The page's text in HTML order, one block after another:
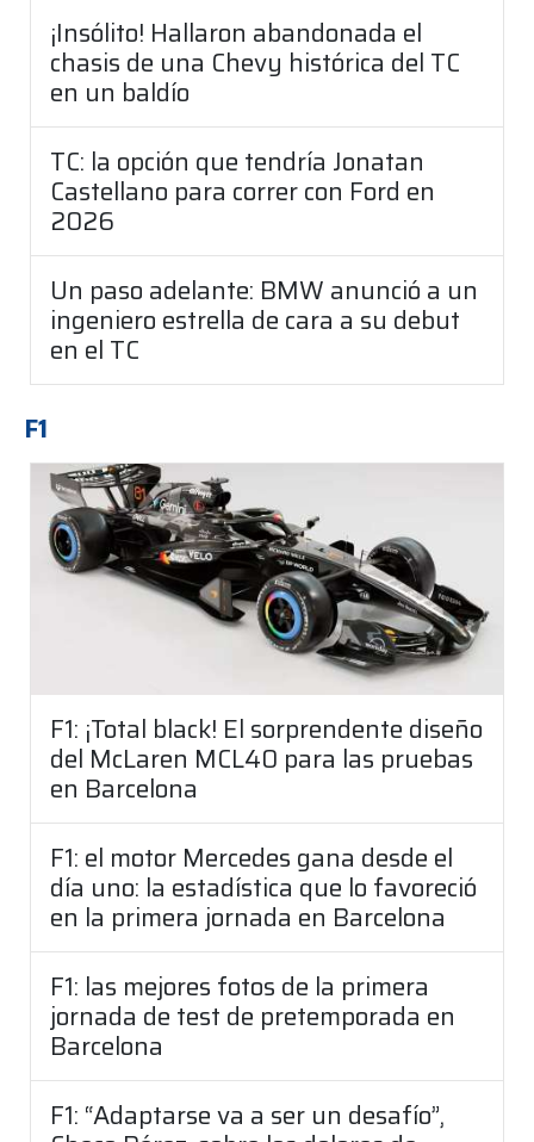
¡Insólito! Hallaron abandonada el
chasis de una Chevy histórica del TC
en un baldío
TC: la opción que tendría Jonatan
Castellano para correr con Ford en
2026
Un paso adelante: BMW anunció a un
ingeniero estrella de cara a su debut
en el TC
F1
F1: ¡Total black! El sorprendente diseño
del McLaren MCL40 para las pruebas
en Barcelona
F1: el motor Mercedes gana desde el
día uno: la estadística que lo favoreció
en la primera jornada en Barcelona
F1: las mejores fotos de la primera
jornada de test de pretemporada en
Barcelona
F1: “Adaptarse va a ser un desafío”,